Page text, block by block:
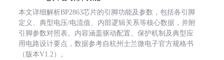
本文详细解析BP2863芯片的引脚功能及参数，包括各引脚
定义、典型电压/电流值、内部逻辑关系等核心数据，并附
引脚参数对照表。内容涵盖驱动配置、保护机制及典型应
用电路设计要点，数据参考自杭州士兰微电子官方规格书
（版本V1.2）。